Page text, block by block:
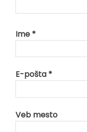
Ime *
E-pošta *
Veb mesto